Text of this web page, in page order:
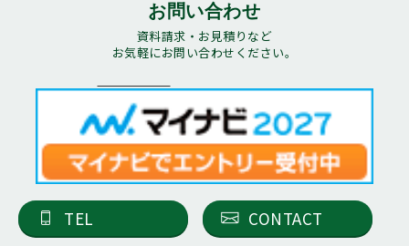
お問い合わせ
資料請求・お見積りなど
お気軽にお問い合わせください。
TEL CONTACT